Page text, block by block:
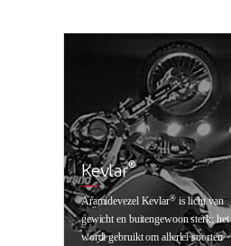
Kevlar®
Aramidevezel Kevlar®is licht van
gewicht en buitengewoon sterk; het
wordt gebruikt om allerlei soorten